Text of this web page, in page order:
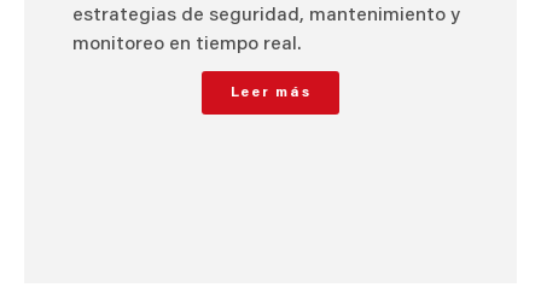
estrategias de seguridad, mantenimiento y
monitoreo en tiempo real.
Leer más